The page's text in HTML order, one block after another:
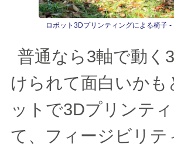
ロボット3Dプリンティングによる椅子 -
普通なら3軸で動く
けられて面白いか
ットで3Dプリンテ
て、フィージビリ